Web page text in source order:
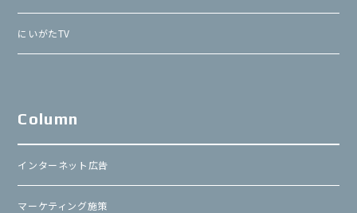
にいがたTV
Column
インターネット広告
マーケティング施策